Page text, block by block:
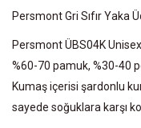
Persmont Gri Sıfır Yaka
Persmont ÜBS04K
%60-70 pamuk, %30-40
Kumaş içerisi şardonlu
sayede soğuklara karşı